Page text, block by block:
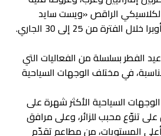
الراقص «ويست سايد
من 25 إلى 30 الجاري.
الفطر بسلسلة من الفعاليات التي
في مختلف الوجهات السياحية
السياحية الأكثر شهرة على
تنوّع محبب للزائر، وعلى مرافق
المستويات، من مطاعم تقدّم